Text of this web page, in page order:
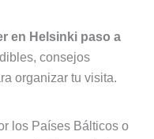
en Helsinki paso a
consejos
organizar tu visita.
los Países Bálticos o